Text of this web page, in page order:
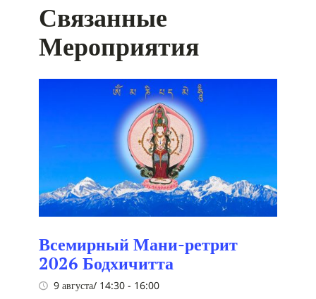
Связанные
Мероприятия
Всемирный Мани-ретрит
2026 Бодхичитта
9 августа/ 14:30 - 16:00